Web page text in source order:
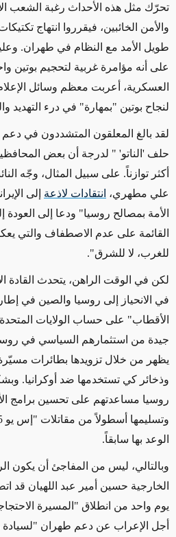
تحرّك مثل هذه الأحداث رغبة الشعب
والأمن الخائبين، فيقرروا انتهاج
طويل الأمد مع النظام في طهران.
على أنه مؤامرة غربية لتحجيم بوتين
العسكرية، أعربت معظم وسائل الإعلام
لنجاح بوتين "بمهارة" في درء التهديد
لقد بالغ المعلقون المتشددون في دعم
حلف 'الناتو' " لدرجة أن بعض
أكثر توازناً. على سبيل المثال، وجّه
علي مطهري، انتقادات لاذعة إلى
الأمة بمصالح روسيا" ودعا إلى العودة
القائمة على عدم الاصطفاف والتي
للغرب، لا للشرق".
لكن في الوقت الراهن، يتحدث القادة
في الانحياز إلى روسيا والصين في
الأقطاب" على حساب الولايات
جيدة من استثمارهم السياسي في
يظهر من خلال تزويدها بطائرات
وذخائر كي تستخدمها ضد أوكرانيا.
روسيا مساعدتهم على تحسين برامج
الوعد بها سابقاً.
وبالتالي، ليس من المفاجئ أن يكون
الخارجية حسين أمير عبد اللهيان قد
يوم واحد من انطلاق "المسيرة
أجل الإعراب عن دعم طهران